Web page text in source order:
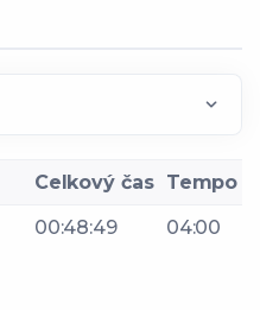
Celkový čas Tempo
00:48:49 04:00